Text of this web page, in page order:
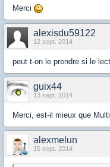
Merci
alexisdu59122
12 sept. 2014
peut t-on le prendre si le
guix44
13 sept. 2014
Merci, est-il mieux que
alexmelun
15 sept. 2014